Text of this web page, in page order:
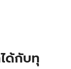
ด้กับทุ